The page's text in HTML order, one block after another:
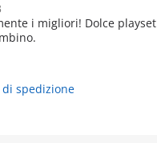
i migliori! Dolce playset
spedizione